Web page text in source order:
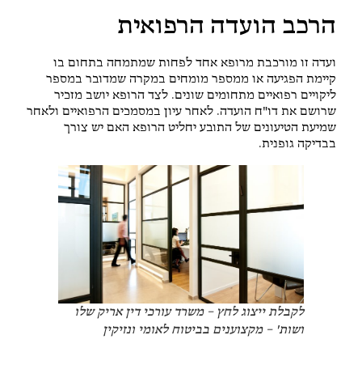
הרכב הועדה הרפואית
ועדה זו מורכבת מרופא אחד לפחות שמתמחה בתחום בו
קיימת הפגיעה או ממספר מומחים במקרה שמדובר במספר
ליקויים רפואיים מתחומים שונים. לצד הרופא יושב מזכיר
שרושם את דו"ח הועדה. לאחר עיון במסמכים הרפואיים ולאחר
שמיעת הטיעונים של התובע יחליט הרופא האם יש צורך
בבדיקה גופנית.
לקבלת ייצוג לחץ – משרד עורכי דין אריק שלו
ושות' – מקצוענים בביטוח לאומי ונזיקין